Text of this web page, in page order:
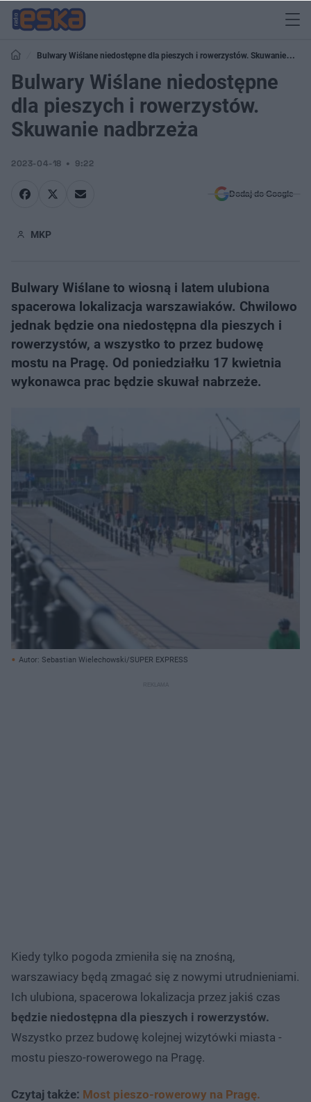
Bulwary Wiślane niedostępne dla pieszych i rowerzystów. Skuwanie
nadbrzeża
Bulwary Wiślane niedostępne
dla pieszych i rowerzystów.
Skuwanie nadbrzeża
2023-04-18 9:22
Dodaj do Google
MKP
Bulwary Wiślane to wiosną i latem ulubiona
spacerowa lokalizacja warszawiaków. Chwilowo
jednak będzie ona niedostępna dla pieszych i
rowerzystów, a wszystko to przez budowę
mostu na Pragę. Od poniedziałku 17 kwietnia
wykonawca prac będzie skuwał nabrzeże.
Autor: Sebastian Wielechowski/SUPER EXPRESS
Kiedy tylko pogoda zmieniła się na znośną,
warszawiacy będą zmagać się z nowymi utrudnieniami.
Ich ulubiona, spacerowa lokalizacja przez jakiś czas
będzie niedostępna dla pieszych i rowerzystów.
Wszystko przez budowę kolejnej wizytówki miasta -
mostu pieszo-rowerowego na Pragę.
Czytaj także: Most pieszo-rowerowy na Pragę.